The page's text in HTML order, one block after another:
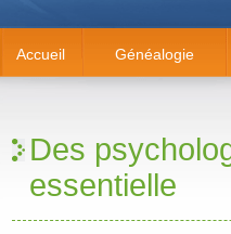
Accueil Généalogie
Des
essentielle